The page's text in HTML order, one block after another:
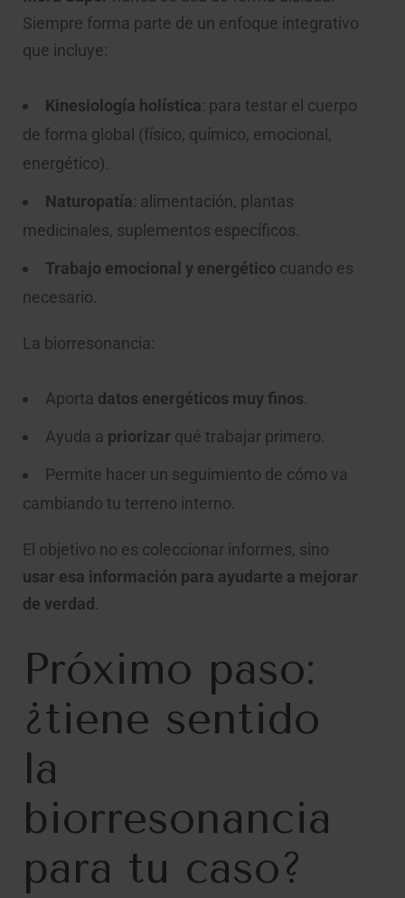
Siempre forma parte de un enfoque integrativo
que incluye:
Kinesiología holística: para testar el cuerpo
de forma global (físico, químico, emocional,
energético).
Naturopatía: alimentación, plantas
medicinales, suplementos específicos.
Trabajo emocional y energético cuando es
necesario.
La biorresonancia:
Aporta datos energéticos muy finos.
Ayuda a priorizar qué trabajar primero.
Permite hacer un seguimiento de cómo va
cambiando tu terreno interno.
El objetivo no es coleccionar informes, sino
usar esa información para ayudarte a mejorar
de verdad .
Próximo paso:
¿tiene sentido
la
biorresonancia
para tu caso?